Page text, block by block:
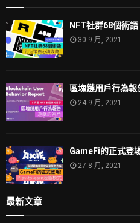
NFT社群68個術
30 9 月, 2021
區塊鏈用戶行為報
24 9 月, 2021
GameFi的正式登
27 8 月, 2021
最新文章